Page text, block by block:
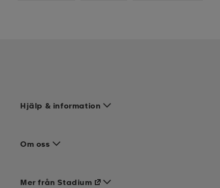
Hjälp & information
Om oss
Mer från Stadium